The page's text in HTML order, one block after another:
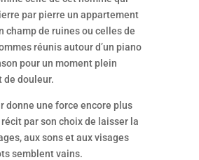
par pierre un appartement
champ de ruines ou celles de
réunis autour d’un piano
pour un moment plein
de douleur.
donne une force encore plus
par son choix de laisser la
aux sons et aux visages
semblent vains.